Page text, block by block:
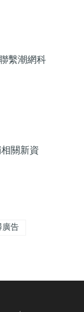
繫潮網科
關新資
廣告